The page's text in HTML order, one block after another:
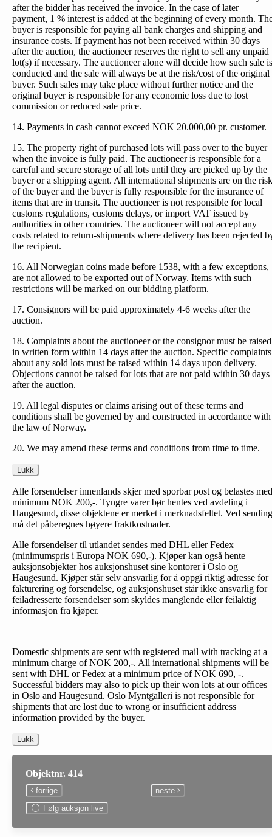
after the bidder has received the invoice. In the case of later
payment, 1 % interest is added at the beginning of every month.
buyer is responsible for paying all bank charges and shipping and
insurance costs. If payment has not been received within 30 days
after the auction, the auctioneer reserves the right to sell any unpaid
lot(s) if necessary. The auctioneer alone will decide how such sale is
conducted and the sale will always be at the risk/cost of the original
buyer. Such sales may take place without further notice and the
original buyer is responsible for any economic loss due to lost
commission or reduced sale price.
14. Payments in cash cannot exceed NOK 20.000,00 pr. customer.
15. The property right of purchased lots will pass over to the buyer
when the invoice is fully paid. The auctioneer is responsible for a
careful and secure storage of all lots until they are picked up by the
buyer or a shipping agent. All international shipments are on the risk
of the buyer and the buyer is fully responsible for the insurance of
items that are in transit. The auctioneer is not responsible for local
customs regulations, customs delays, or import VAT issued by
authorities in other countries. The auctioneer will not accept any
costs related to return-shipments where delivery has been rejected
the recipient.
16. All Norwegian coins made before 1538, with a few exceptions,
are not allowed to be exported out of Norway. Items with such
restrictions will be marked on our bidding platform.
17. Consignors will be paid approximately 4-6 weeks after the
auction.
18. Complaints about the auctioneer or the consignor must be raised
in written form within 14 days after the auction. Specific complaints
about any sold lots must be raised within 14 days upon delivery.
Objections cannot be raised for lots that are not paid within 30 days
after the auction.
19. All legal disputes or claims arising out of these terms and
conditions shall be governed by and constructed in accordance with
the law of Norway.
20. We may amend these terms and conditions from time to time.
Lukk
Alle forsendelser innenlands skjer med sporbar post og belastes med
minimum NOK 200,-. Tyngre varer bør hentes ved avdeling i
Haugesund, disse objektene er merket i merknadsfeltet. Ved sending
må det påberegnes høyere fraktkostnader.
Alle forsendelser til utlandet sendes med DHL eller Fedex
(minimumspris i Europa NOK 690,-). Kjøper kan også hente
auksjonsobjekter hos auksjonshuset sine kontorer i Oslo og
Haugesund. Kjøper står selv ansvarlig for å oppgi riktig adresse for
fakturering og forsendelse, og auksjonshuset står ikke ansvarlig for
feiladresserte forsendelser som skyldes manglende eller feilaktig
informasjon fra kjøper.
Domestic shipments are sent with registered mail with tracking at a
minimum charge of NOK 200,-. All international shipments will be
sent with DHL or Fedex at a minimum price of NOK 690, -.
Successful bidders may also to pick up their won lots at our offices
in Oslo and Haugesund. Oslo Myntgalleri is not responsible for
shipments that are lost due to wrong or insufficient address
information provided by the buyer.
Lukk
Objektnr. 414
forrige
neste
Følg auksjon live